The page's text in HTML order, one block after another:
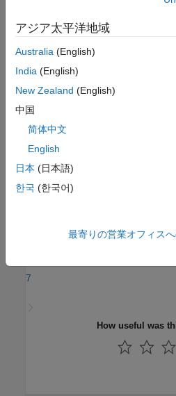
Step 7 of 7 in
Generate Current
7
How useful was
アジア太平洋地域
Australia (English)
India (English)
New Zealand (English)
中国
简体中文
English
日本 (日本語)
한국 (한국어)
最寄りの営業オフィス